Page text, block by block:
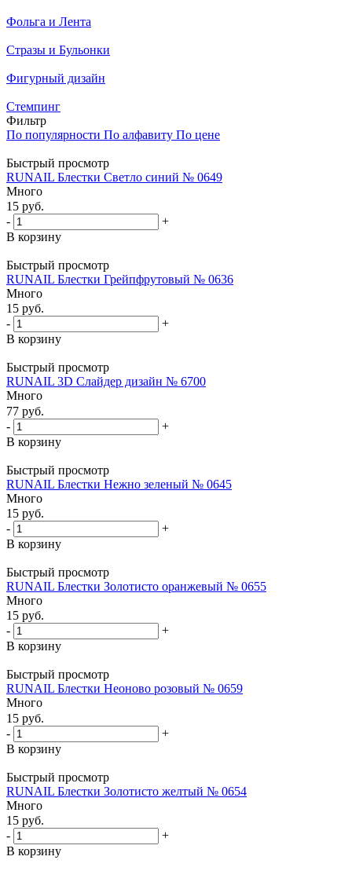
Фольга и Лента
Стразы и Бульонки
Фигурный дизайн
Стемпинг
Фильтр
По популярности По алфавиту По цене
Быстрый просмотр
RUNAIL Блестки Светло синий № 0649
Много
15 руб.
-
+
В корзину
Быстрый просмотр
RUNAIL Блестки Грейпфрутовый № 0636
Много
15 руб.
-
+
В корзину
Быстрый просмотр
RUNAIL 3D Слайдер дизайн № 6700
Много
77 руб.
-
+
В корзину
Быстрый просмотр
RUNAIL Блестки Нежно зеленый № 0645
Много
15 руб.
-
+
В корзину
Быстрый просмотр
RUNAIL Блестки Золотисто оранжевый № 0655
Много
15 руб.
-
+
В корзину
Быстрый просмотр
RUNAIL Блестки Неоново розовый № 0659
Много
15 руб.
-
+
В корзину
Быстрый просмотр
RUNAIL Блестки Золотисто желтый № 0654
Много
15 руб.
-
+
В корзину